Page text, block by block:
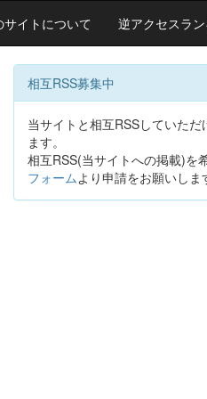
サイトについて 逆アクセスラ
相互RSS募集中
当サイトと相互RSSしていた
ます。
相互RSS(当サイトへの掲載)を
フォームより申請をお願いしま